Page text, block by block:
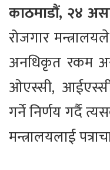
काठमाडौं, २४
रोजगार
अनधिकृत रकम
ओएस्सी,
गर्ने निर्णय गर्दै
मन्त्रालयलाई